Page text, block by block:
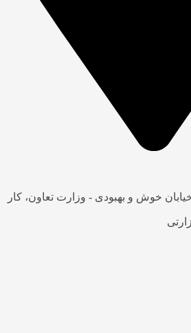
خوش و بهبودی - وزارت تعاون، کار